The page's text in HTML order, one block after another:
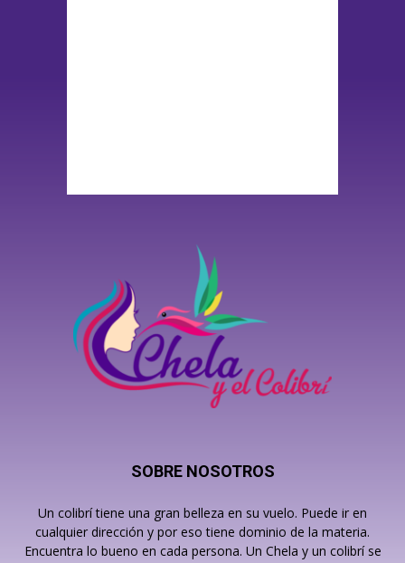
SOBRE NOSOTROS
Un colibrí tiene una gran belleza en su vuelo. Puede ir en
cualquier dirección y por eso tiene dominio de la materia.
Encuentra lo bueno en cada persona. Un Chela y un colibrí se